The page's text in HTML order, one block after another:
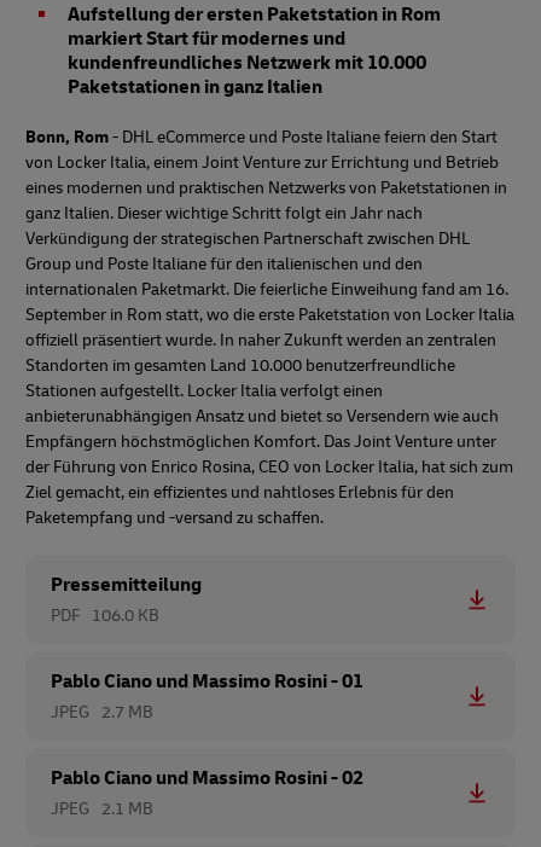
Aufstellung der ersten Paketstation in Rom
markiert Start für modernes und
kundenfreundliches Netzwerk mit 10.000
Paketstationen in ganz Italien
Bonn, Rom- DHL eCommerce und Poste Italiane feiern den Start
von Locker Italia, einem Joint Venture zur Errichtung und Betrieb
eines modernen und praktischen Netzwerks von Paketstationen in
ganz Italien. Dieser wichtige Schritt folgt ein Jahr nach
Verkündigung der strategischen Partnerschaft zwischen DHL
Group und Poste Italiane für den italienischen und den
internationalen Paketmarkt. Die feierliche Einweihung fand am 16.
September in Rom statt, wo die erste Paketstation von Locker Italia
offiziell präsentiert wurde. In naher Zukunft werden an zentralen
Standorten im gesamten Land 10.000 benutzerfreundliche
Stationen aufgestellt. Locker Italia verfolgt einen
anbieterunabhängigen Ansatz und bietet so Versendern wie auch
Empfängern höchstmöglichen Komfort. Das Joint Venture unter
der Führung von Enrico Rosina, CEO von Locker Italia, hat sich zum
Ziel gemacht, ein effizientes und nahtloses Erlebnis für den
Paketempfang und -versand zu schaffen.
Pressemitteilung
PDF 106.0 KB
Pablo Ciano und Massimo Rosini - 01
JPEG 2.7 MB
Pablo Ciano und Massimo Rosini - 02
JPEG 2.1 MB